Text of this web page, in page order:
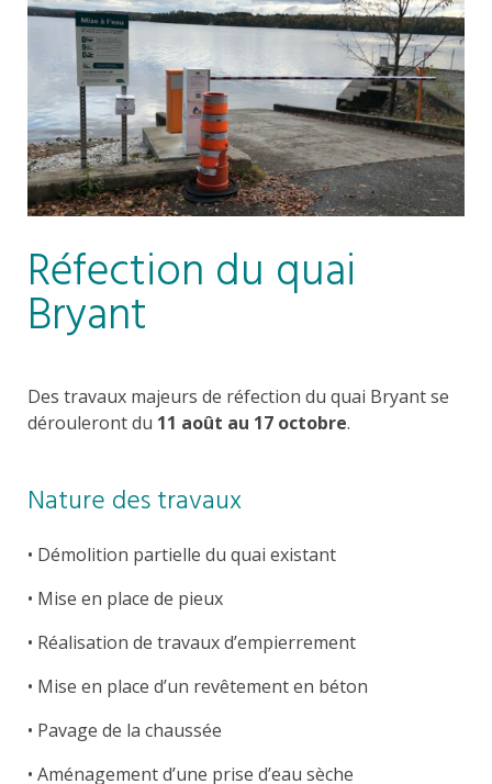
Réfection du quai
Bryant
Des travaux majeurs de réfection du quai Bryant se
dérouleront du 11 août au 17 octobre.
Nature des travaux
• Démolition partielle du quai existant
• Mise en place de pieux
• Réalisation de travaux d’empierrement
• Mise en place d’un revêtement en béton
• Pavage de la chaussée
• Aménagement d’une prise d’eau sèche